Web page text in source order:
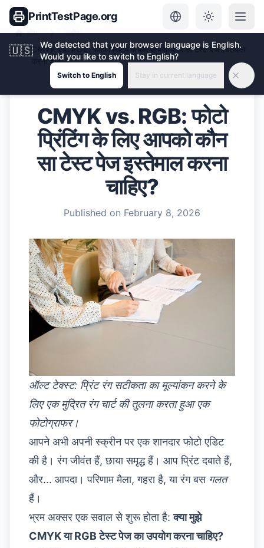
PrintTestPage.org
🇺🇸
We detected that your browser language is English.
Would you like to switch to English?
Switch to English Stay in current language
होम
ब्लॉग
CMYK vs. RGB: फोटो प्रिंटिंग के लिए आपको कौन सा टेस्ट पेज इस्तेमाल
करना चाहिए?
CMYK vs. RGB: फोटो
प्रिंटिंग के लिए आपको कौन
सा टेस्ट पेज इस्तेमाल करना
चाहिए?
Published on February 8, 2026
ऑल्ट टेक्स्ट: प्रिंट रंग सटीकता का मूल्यांकन करने के
लिए एक मुद्रित रंग चार्ट की तुलना करता हुआ एक
फोटोग्राफर।
आपने अभी अपनी स्क्रीन पर एक शानदार फोटो एडिट
की है। रंग जीवंत हैं, छाया समृद्ध हैं। आप प्रिंट दबाते हैं,
और... आपदा। परिणाम मैला, गहरा है, या रंग बस गलत
हैं।
भ्रम अक्सर एक सवाल से शुरू होता है:क्या मुझे
CMYK या RGB टेस्ट पेज का उपयोग करना चाहिए?